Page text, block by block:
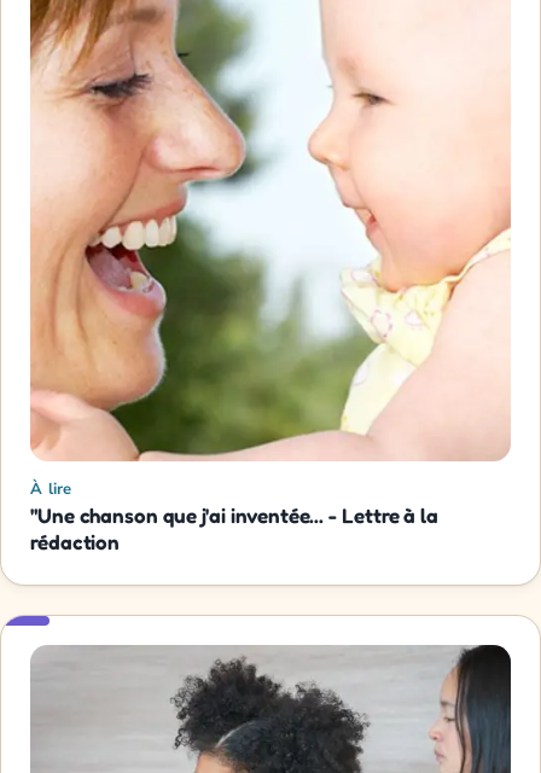
À lire
"Une chanson que j'ai inventée... - Lettre à la
rédaction